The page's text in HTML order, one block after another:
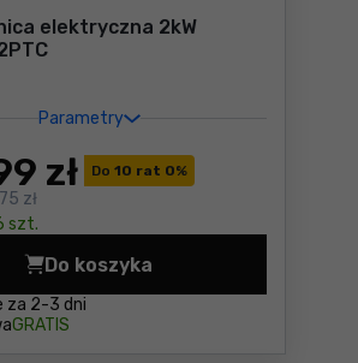
elektryczna 2kW
Parametry
Do 10 rat 0%
zł
zł
szt.
za 2-3 dni
GRATIS
Do koszyka
Nagrzewnica elektryczna